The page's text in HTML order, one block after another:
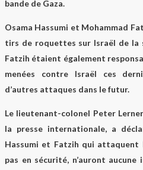
bande de Gaza.
O​sama Ha​s​sumi et Mohammad
tirs de roquettes sur Israël de la
Fatzih étaient également
menées contre Israël ces
d’autres attaques dans le futur.
Le lieutenant-colonel Peter
la presse internationale, a
Hassumi et Fatzih qui attaquent
pas en sécurité, n’auront